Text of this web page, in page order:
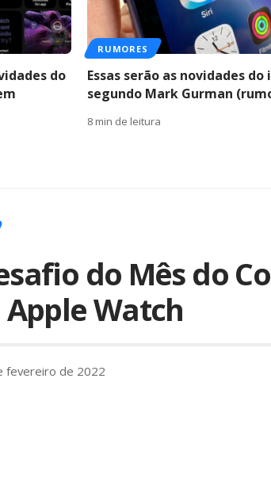
do
RUMORES
Essas serão as novidades do
segundo Mark Gurman
8 min de leitura
do Mês do
Watch
fevereiro de 2022